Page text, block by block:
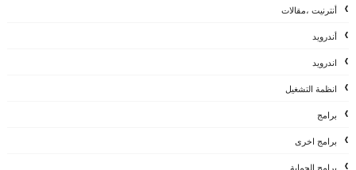
أنترنيت ،مقالات
أندرويد
اندرويد
انظمة التشغيل
برامج
برامج اخرى